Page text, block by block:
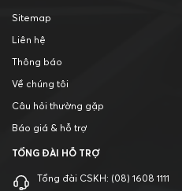
Sitemap
Liên hệ
Thông báo
Về chúng tôi
Câu hỏi thường gặp
Báo giá & hỗ trợ
TỔNG ĐÀI HỖ TRỢ
Tổng đài CSKH: (08) 1608 1111